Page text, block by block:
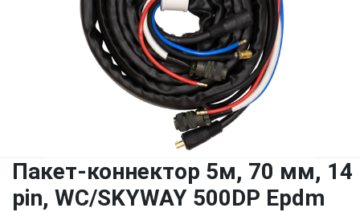
Пакет-коннектор 5м, 70 мм, 14
pin, WC/SKYWAY 500DP Epdm